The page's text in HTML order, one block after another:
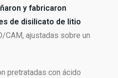
y fabricaron
de disilicato de litio
CAM, ajustadas sobre un
pretratadas con ácido